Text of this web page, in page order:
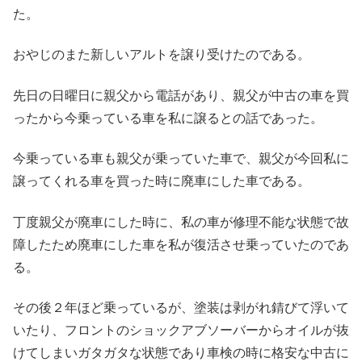
た。
おやじのまた新しいアルトを譲り受けたのである。
先日の日曜日に親父から電話があり、親父が中古の車を買
ったから今乗っている車を私に譲るとの話であった。
今乗っている車も親父が乗っていた車で、親父が今回私に
譲ってくれる車を買った時に廃車にした車である。
丁度親父が廃車にした時に、私の車が修理不能な状態で故
障したため廃車にした車を私が復活させ乗っていたのであ
る。
その後２年ほど乗っているが、塗装は剥がれ錆びて浮いて
いたり、フロントのショックアブソーバーからオイルが抜
けてしまいガタガタな状態であり車検の時に格安な中古に